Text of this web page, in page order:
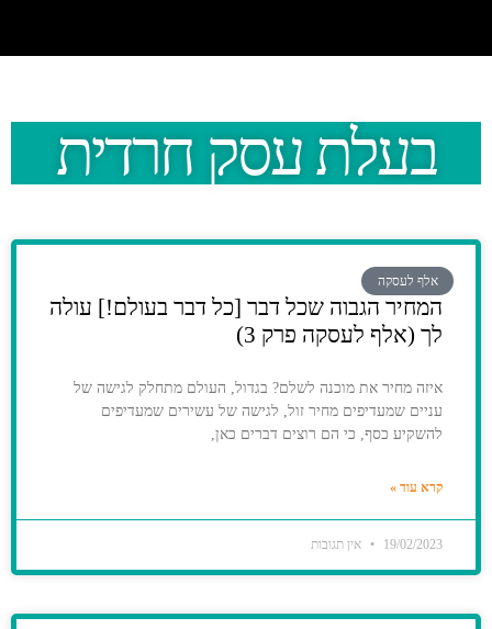
בעלת עסק חרדית
אלף לעסקה
המחיר הגבוה שכל דבר [כל דבר בעולם!] עולה
לך (אלף לעסקה פרק 3)
איזה מחיר את מוכנה לשלם? בגדול, העולם מתחלק לגישה של
עניים שמעדיפים מחיר זול, לגישה של עשירים שמעדיפים
להשקיע כסף, כי הם רוצים דברים כאן,
קרא עוד »
19/02/2023 אין תגובות